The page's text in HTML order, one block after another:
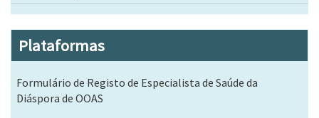
Plataformas
Formulário de Registo de Especialista de Saúde da
Diáspora de OOAS